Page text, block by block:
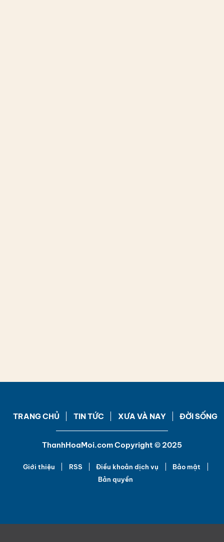
TRANG CHỦ TIN TỨC XƯA VÀ NAY ĐỜI SỐNG
ThanhHoaMoi.com Copyright © 2025
Giới thiệu RSS Điều khoản dịch vụ
Bảo mật
Bản quyền